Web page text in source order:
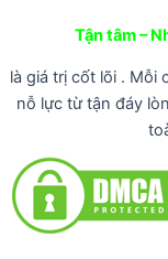
Tận tâm –
là giá trị cốt lõi . Mỗi
nỗ lực từ tận đáy